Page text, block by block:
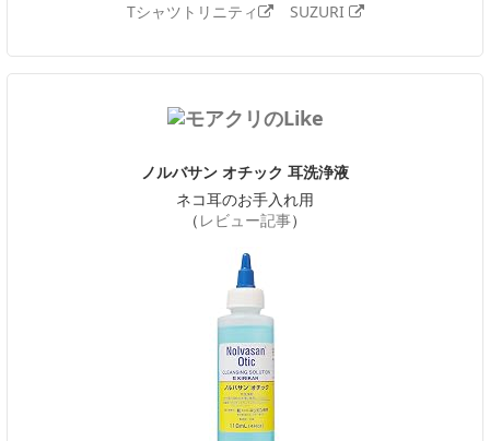
Tシャツトリニティ
SUZURI
ノルバサン オチック 耳洗浄液
ネコ耳のお手入れ用
（ レビュー記事）